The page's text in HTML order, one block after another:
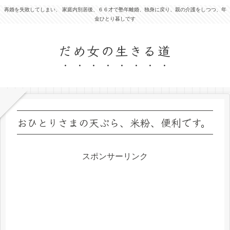
再婚を失敗してしまい、 家庭内別居後、６６才で塾年離婚、独身に戻り、親の介護をしつつ、年
金ひとり暮しです
だめ女の生きる道
おひとりさまの天ぷら、米粉、便利です。
スポンサーリンク